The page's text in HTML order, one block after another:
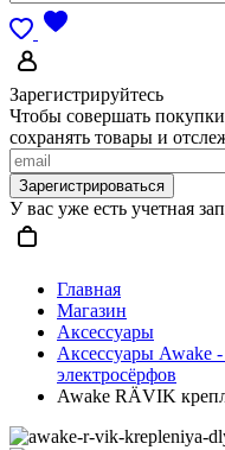
Зарегистрируйтесь
Чтобы совершать
сохранять товары и
Зарегистрироваться
У вас уже есть учетная
Главная
Магазин
Аксессуары
Аксессуары Awake
электросёрфов
Awake RÄVIK